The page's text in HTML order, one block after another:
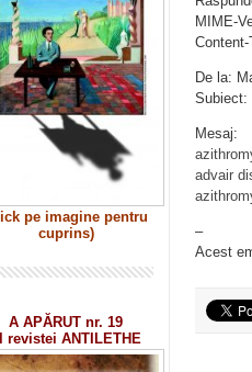
MIME-
De la:
Subiect:
Mesaj:
advair
–
Acest
pe imagine pentru
cuprins)
A APĂRUT nr. 19
revistei ANTILETHE